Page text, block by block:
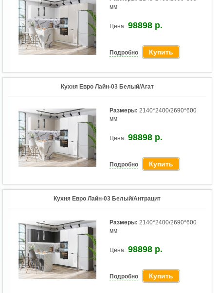
мм
Цена: 98898 р.
Подробно Купить
Кухня Евро Лайн-03 Белый/Агат
Размеры: 2140*2400/2690*600
мм
Цена: 98898 р.
Подробно Купить
Кухня Евро Лайн-03 Белый/Антрацит
Размеры: 2140*2400/2690*600
мм
Цена: 98898 р.
Подробно Купить